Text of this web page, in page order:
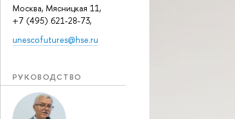
Москва, Мясницкая 11,
+7 (495) 621-28-73,
unescofutures@hse.ru
РУКОВОДСТВО